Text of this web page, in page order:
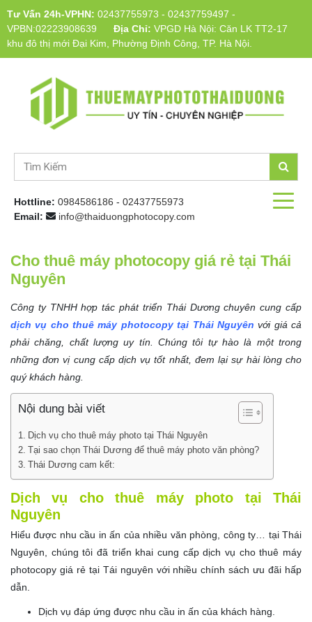
Tư Vấn 24h-VPHN: 02437755973 - 02437759497 -
VPBN:02223908639
Địa Chỉ: VPGD Hà Nội: Căn LK TT2-17
khu đô thị mới Đại Kim, Phường Định Công, TP. Hà Nội.
Hottline: 0984586186 - 02437755973
Email:
info@thaiduongphotocopy.com
Cho thuê máy photocopy giá rẻ tại Thái
Nguyên
Công ty TNHH hợp tác phát triển Thái Dương chuyên cung cấp
dịch vụ cho thuê máy photocopy tại Thái Nguyên với giá cả
phải chăng, chất lượng uy tín. Chúng tôi tự hào là một trong
những đơn vị cung cấp dịch vụ tốt nhất, đem lại sự hài lòng cho
quý khách hàng.
Nội dung bài viết
Dịch vụ cho thuê máy photo tại Thái Nguyên
Tại sao chọn Thái Dương để thuê máy photo văn phòng?
Thái Dương cam kết:
Dịch vụ cho thuê máy photo tại Thái
Nguyên
Hiểu được nhu cầu in ấn của nhiều văn phòng, công ty… tại Thái
Nguyên, chúng tôi đã triển khai cung cấp dịch vụ cho thuê máy
photocopy giá rẻ tại Tái nguyên với nhiều chính sách ưu đãi hấp
dẫn.
Dịch vụ đáp ứng được nhu cầu in ấn của khách hàng.